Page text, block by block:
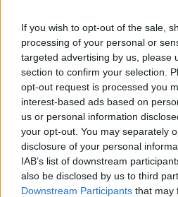
If you wish to opt-out of the sale,
processing of your personal or
targeted advertising by us, please
section to confirm your selection.
opt-out request is processed you
interest-based ads based on
us or personal information
your opt-out. You may separately
disclosure of your personal
IAB’s list of downstream
also be disclosed by us to third
Downstream Participants that may
Kto bierze udział w kursie?
Czy poprawne jest sformułowanie
Kwestia wielkości liter i
Ciekawostki
część mowy— Odsłonili
nazwisko— A na blogu
mać—Mać— dawne znaczenie